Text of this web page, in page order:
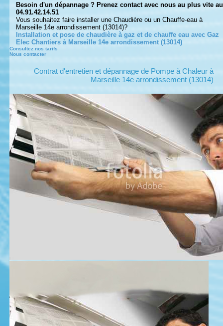
Besoin d'un dépannage ? Prenez contact avec nous au plus vite au
04.91.42.14.51
Vous souhaitez faire installer une Chaudière ou un Chauffe-eau à
Marseille 14e arrondissement (13014)?
Installation et pose de chaudière à gaz et de chauffe eau avec Gaz
Elec Chantiers à Marseille 14e arrondissement (13014)
Consultez nos tarifs
Nous contacter
Contrat d'entretien et dépannage de Pompe à Chaleur à
Marseille 14e arrondissement (13014)